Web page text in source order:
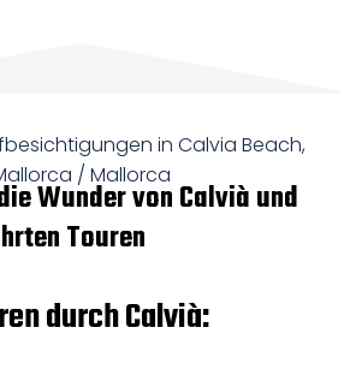
Wunder von Calvià und
Touren
durch Calvià: